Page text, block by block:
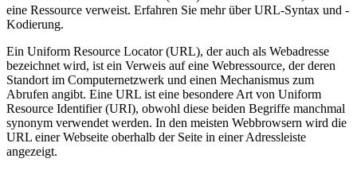
eine Ressource verweist. Erfahren Sie mehr über URL-Syntax und -
Kodierung.
Ein Uniform Resource Locator (URL), der auch als Webadresse
bezeichnet wird, ist ein Verweis auf eine Webressource, der deren
Standort im Computernetzwerk und einen Mechanismus zum
Abrufen angibt. Eine URL ist eine besondere Art von Uniform
Resource Identifier (URI), obwohl diese beiden Begriffe manchmal
synonym verwendet werden. In den meisten Webbrowsern wird die
URL einer Webseite oberhalb der Seite in einer Adressleiste
angezeigt.